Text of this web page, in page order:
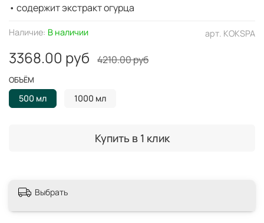
арт. KOKSPA
Наличие: В наличии
3368.00 руб 4210.00 руб
Купить в 1 клик
ОБЪЁМ
500 мл 1000 мл
• содержит экстракт огурца
Выбрать